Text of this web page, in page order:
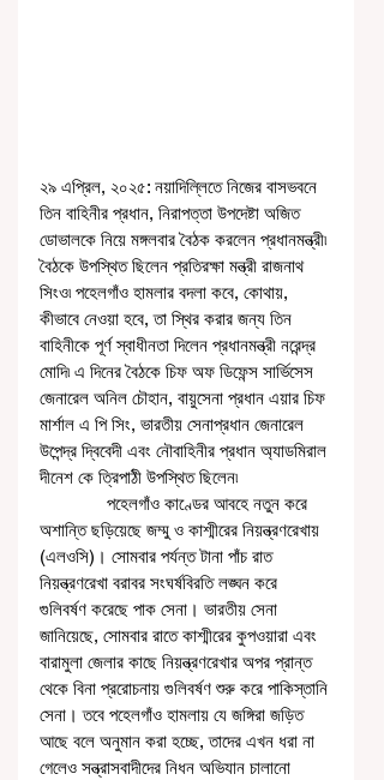
২৯ এপ্রিল, ২০২৫: নয়াদিল্লিতে নিজের বাসভবনে
তিন বাহিনীর প্রধান, নিরাপত্তা উপদেষ্টা অজিত
ডোভালকে নিয়ে মঙ্গলবার বৈঠক করলেন প্রধানমন্ত্রী৷
বৈঠকে উপস্থিত ছিলেন প্রতিরক্ষা মন্ত্রী রাজনাথ
সিংও৷ পহেলগাঁও হামলার বদলা কবে, কোথায়,
কীভাবে নেওয়া হবে, তা স্থির করার জন্য তিন
বাহিনীকে পূর্ণ স্বাধীনতা দিলেন প্রধানমন্ত্রী নরেন্দ্র
মোদি৷ এ দিনের বৈঠকে চিফ অফ ডিফেন্স সার্ভিসেস
জেনারেল অনিল চৌহান, বায়ুসেনা প্রধান এয়ার চিফ
মার্শাল এ পি সিং, ভারতীয় সেনাপ্রধান জেনারেল
উপেন্দ্র দ্বিবেদী এবং নৌবাহিনীর প্রধান অ্যাডমিরাল
দীনেশ কে ত্রিপাঠী উপস্থিত ছিলেন৷
অশান্তি ছড়িয়েছে জম্মু ও কাশ্মীরের নিয়ন্ত্রণরেখায়
(এলওসি)। সোমবার পর্যন্ত টানা পাঁচ রাত
নিয়ন্ত্রণরেখা বরাবর সংঘর্ষবিরতি লঙ্ঘন করে
গুলিবর্ষণ করেছে পাক সেনা। ভারতীয় সেনা
জানিয়েছে, সোমবার রাতে কাশ্মীরের কুপওয়ারা এবং
বারামুলা জেলার কাছে নিয়ন্ত্রণরেখার অপর প্রান্ত
থেকে বিনা প্ররোচনায় গুলিবর্ষণ শুরু করে পাকিস্তানি
সেনা। তবে পহেলগাঁও হামলায় যে জঙ্গিরা জড়িত
আছে বলে অনুমান করা হচ্ছে, তাদের এখন ধরা না
গেলেও সন্ত্রাসবাদীদের নিধন অভিযান চালানো